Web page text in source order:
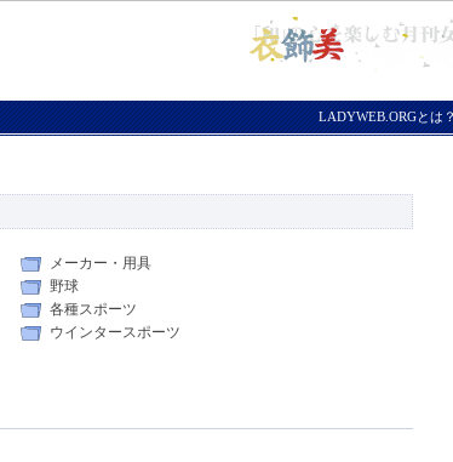
LADYWEB.ORGとは
メーカー・用具
野球
各種スポーツ
ウインタースポーツ